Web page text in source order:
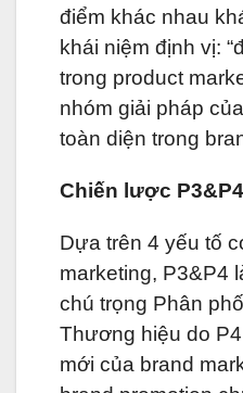
điểm khác nhau
khái niệm định vị:
trong product
nhóm giải pháp
toàn diện trong
Chiến lược
Dựa trên 4 yếu tố
marketing, P3&P4
chú trọng Phân
Thương hiệu do
mới của brand